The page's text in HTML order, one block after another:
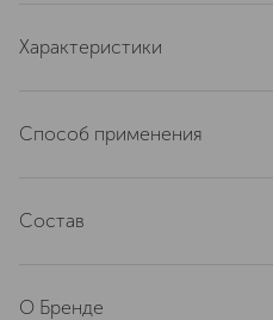
Характеристики
Способ применения
М.А.С Lip Pencil в тон
Состав
Synthetic Wax, Diisostearyl
О Бренде